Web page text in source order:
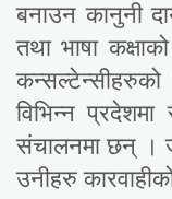
बनाउन कानुनी
तथा भाषा
विभिन्न
संचालनमा छन् ।
उनीहरु